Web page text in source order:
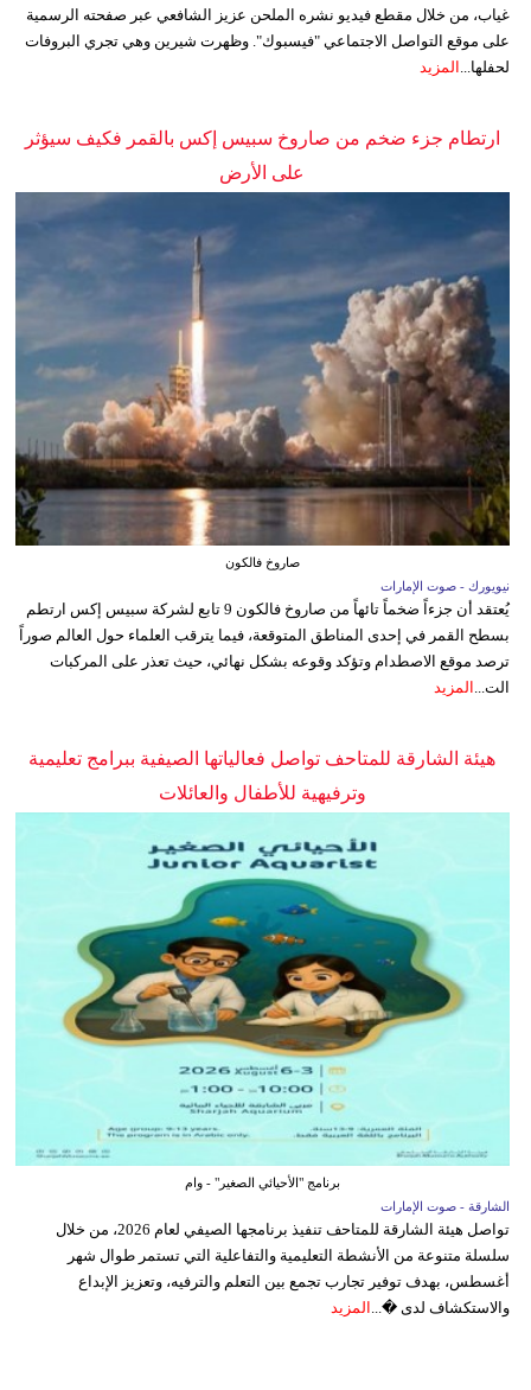
غياب، من خلال مقطع فيديو نشره الملحن عزيز الشافعي عبر صفحته الرسمية
على موقع التواصل الاجتماعي "فيسبوك". وظهرت شيرين وهي تجري البروفات
لحفلها... المزيد
ارتطام جزء ضخم من صاروخ سبيس إكس بالقمر فكيف سيؤثر
على الأرض
صاروخ فالكون
نيويورك - صوت الإمارات
يُعتقد أن جزءاً ضخماً تائهاً من صاروخ فالكون 9 تابع لشركة سبيس إكس ارتطم
بسطح القمر في إحدى المناطق المتوقعة، فيما يترقب العلماء حول العالم صوراً
ترصد موقع الاصطدام وتؤكد وقوعه بشكل نهائي، حيث تعذر على المركبات
الت...
المزيد
هيئة الشارقة للمتاحف تواصل فعالياتها الصيفية ببرامج تعليمية
وترفيهية للأطفال والعائلات
برنامج "الأحيائي الصغير" - وام
الشارقة - صوت الإمارات
تواصل هيئة الشارقة للمتاحف تنفيذ برنامجها الصيفي لعام 2026، من خلال
سلسلة متنوعة من الأنشطة التعليمية والتفاعلية التي تستمر طوال شهر
أغسطس، بهدف توفير تجارب تجمع بين التعلم والترفيه، وتعزيز الإبداع
والاستكشاف لدى �... المزيد